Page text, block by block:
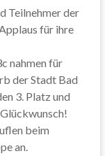
Teilnehmer der
für ihre
nahmen für
der Stadt Bad
3. Platz und
beim
an.